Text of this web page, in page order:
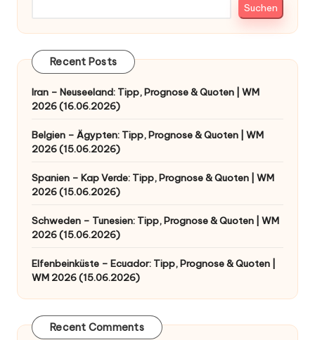
Suchen
Recent Posts
Iran – Neuseeland: Tipp, Prognose & Quoten | WM
2026 (16.06.2026)
Belgien – Ägypten: Tipp, Prognose & Quoten | WM
2026 (15.06.2026)
Spanien – Kap Verde: Tipp, Prognose & Quoten | WM
2026 (15.06.2026)
Schweden – Tunesien: Tipp, Prognose & Quoten | WM
2026 (15.06.2026)
Elfenbeinküste – Ecuador: Tipp, Prognose & Quoten |
WM 2026 (15.06.2026)
Recent Comments